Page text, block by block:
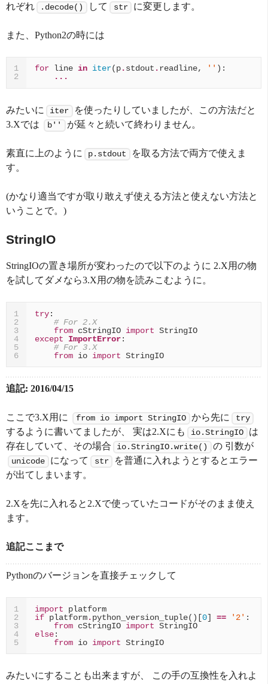
れぞれ
.decode() して str に変更します。
また、Python2の時には
1
2
for line in iter(p.stdout .readline, '' ):
...
みたいに iter
を使ったりしていましたが、この方法だと
3.Xでは
b'' が延々と続いて終わりません。
素直に上のように p.stdout
を取る方法で両方で使えま
す。
(かなり適当ですが取り敢えず使える方法と使えない方法と
いうことで。)
StringIO
StringIOの置き場所が変わったので以下のように 2.X用の物
を試してダメなら3.X用の物を読みこむように。
1
2
3
4
5
6
try:
# For 2.X
from cStringIO import StringIO
except
ImportError:
# For 3.X
from io import StringIO
追記: 2016/04/15
ここで3.X用に from io import StringIO から先に try
するように書いてましたが、 実は2.Xにも io.StringIO
は
存在していて、その場合
io.StringIO.write() の 引数が
unicode になって str
を普通に入れようとするとエラー
が出てしまいます。
2.Xを先に入れると2.Xで使っていたコードがそのまま使え
ます。
追記ここまで
Pythonのバージョンを直接チェックして
1
2
3
4
5
import
platform
if platform.python_version_tuple()[0] == '2' :
from cStringIO import StringIO
else:
from io import StringIO
みたいにすることも出来ますが、 この手の互換性を入れよ